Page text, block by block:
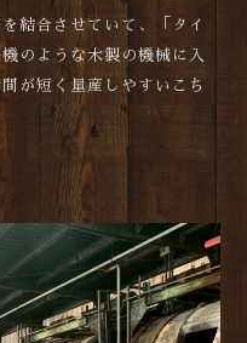
結合させていて、「タイ
のような木製の機械に入
が短く量産しやすいこち